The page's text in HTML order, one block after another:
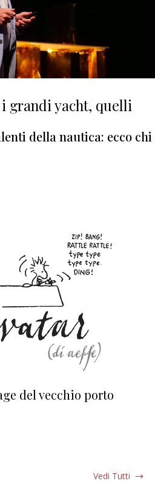
grandi yacht, quelli
della nautica: ecco chi
del vecchio porto
Vedi Tutti